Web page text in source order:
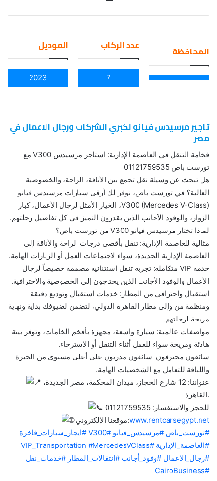
ail
المحافظة عدد الركاب
7
الموديل
2023
تاجير مرسيدس فيانو لكبري الشركات ورجال الاعمال في
مصر
فخامة التنقل في العاصمة الإدارية: استأجر مرسيدس V300 مع
تورست باص 01121759535
هل تبحث عن وسيلة نقل تجمع بين الأناقة، الراحة، والخصوصية
العالية؟ في تورست باص، نوفر لك أرقى سيارات مرسيدس فيانو
V300 (Mercedes V-Class)، الخيار الأمثل لرجال الأعمال، كبار
الزوار، والوفود الأجانب الذين يقدرون التميز في كل تفاصيل رحلتهم.
لماذا تختار مرسيدس فيانو V300 من تورست باص؟
مثالية للعاصمة الإدارية: تنقل بأقصى درجات الراحة والأناقة إلى
العاصمة الإدارية الجديدة، سواء لاجتماعات العمل أو الزيارات الهامة.
خدمة VIP متكاملة: تجربة تنقل استثنائية مصممة خصيصاً لرجال
الأعمال والوفود الأجانب الذين يحتاجون إلى الخصوصية والاحترافية.
استقبال واحترافي من المطار: خدمات استقبال وتوديع دقيقة
ومنظمة من وإلى مطار القاهرة الدولي، لتضمن لضيوفك بداية ونهاية
مريحة لرحلتهم.
مواصفات عالمية: سيارة واسعة، مجهزة بأفخم الخامات، وتوفر بيئة
هادئة ومريحة سواء للعمل أثناء التنقل أو الاسترخاء.
سائقون محترفون: سائقون مدربون على أعلى مستوى من الخبرة
واللباقة للتعامل مع الشخصيات الهامة.
القاهرة.
للحجز والاستفسار: 01121759535
موقعنا الإلكتروني:www.rentcarsegypt.net
#تورست_باص #مرسيدس_فيانو #V300
#ايجار_سيارات_فاخرة
#العاصمة_الإدارية #VIP_Transportation
#MercedesVClass
#رجال_الاعمال #وفود_أجانب #انتقالات_المطار #خدمات_نقل
#CairoBusiness